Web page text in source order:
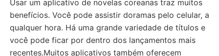
Usar um aplicativo de novelas coreanas traz muitos
benefícios. Você pode assistir doramas pelo celular, a
qualquer hora. Há uma grande variedade de títulos e
você pode ficar por dentro dos lançamentos mais
recentes.Muitos aplicativos também oferecem